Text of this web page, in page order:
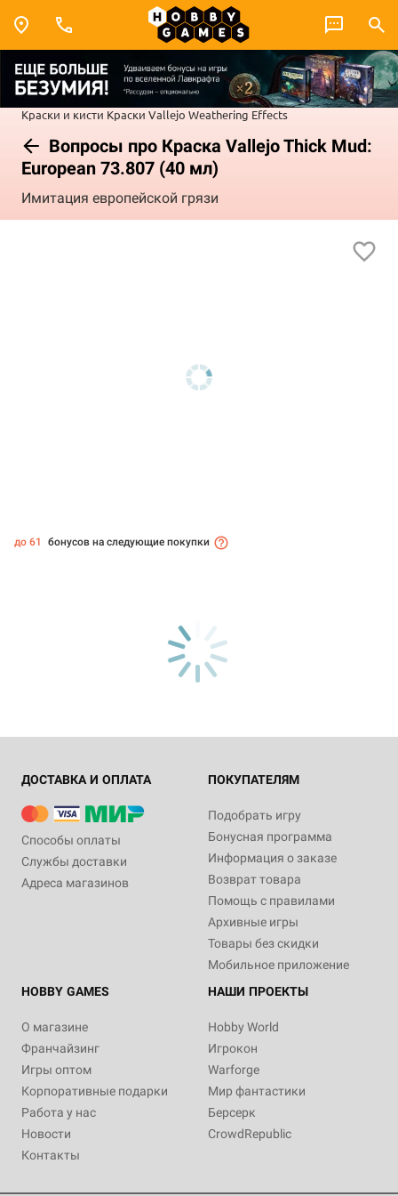
Краски и кисти Краски Vallejo Weathering Effects
Вопросы про Краска Vallejo Thick Mud:
European 73.807 (40 мл)
Имитация европейской грязи
до 61 бонусов на следующие покупки
ДОСТАВКА И ОПЛАТА
Способы оплаты
Службы доставки
Адреса магазинов
ПОКУПАТЕЛЯМ
Подобрать игру
Бонусная программа
Информация о заказе
Возврат товара
Помощь с правилами
Архивные игры
Товары без скидки
Мобильное приложение
HOBBY GAMES
О магазине
Франчайзинг
Игры оптом
Корпоративные подарки
Работа у нас
Новости
Контакты
НАШИ ПРОЕКТЫ
Hobby World
Игрокон
Warforge
Мир фантастики
Берсерк
CrowdRepublic